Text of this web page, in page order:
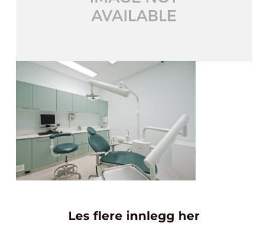
Les flere innlegg her